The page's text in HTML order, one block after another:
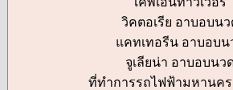
วิคตอเรีย อาบอบน
แคทเทอรีน อาบอบน
จูเลียน่า อาบอบนว
ที่ทำการรถไฟฟ้ามหานค